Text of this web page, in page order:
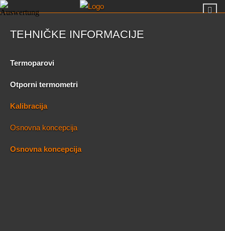
TEHNIČKE INFORMACIJE
Termoparovi
Otporni termometri
Kalibracija
Osnovna koncepcija
Osnovna koncepcija